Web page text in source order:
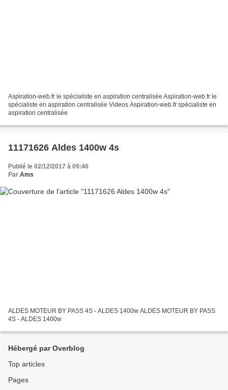
Aspiration-web.fr le spécialiste en aspiration centralisée Aspiration-web.fr le
spécialiste en aspiration centralisée Videos Aspiration-web.fr spécialiste en
aspiration centralisée
11171626 Aldes 1400w 4s
Publié le 02/12/2017 à 09:46
Par Ams
ALDES MOTEUR BY PASS 4S - ALDES 1400w ALDES MOTEUR BY PASS
4S - ALDES 1400w
Hébergé par Overblog
Top articles
Pages